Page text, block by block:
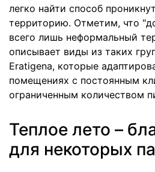
легко найти способ
территорию. Отметим, что
всего лишь неформальный
описывает виды из таких
Eratigena, которые
помещениях с постоянным
ограниченным количеством
Теплое лето –
для некоторых